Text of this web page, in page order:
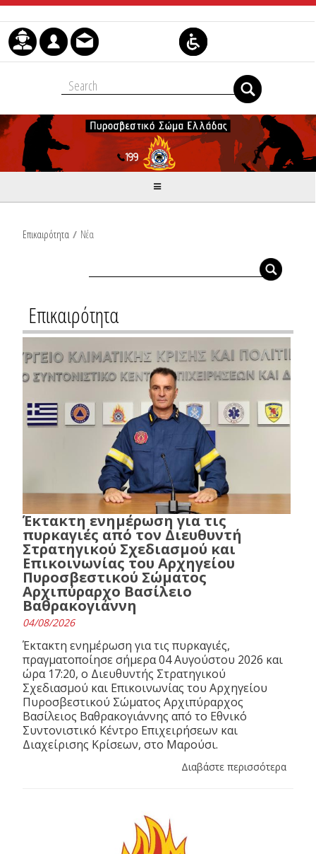
Skip to Content
Επικαιρότητα / Νέα
Επικαιρότητα
Έκτακτη ενημέρωση για τις
πυρκαγιές από τον Διευθυντή
Στρατηγικού Σχεδιασμού και
Επικοινωνίας του Αρχηγείου
Πυροσβεστικού Σώματος
Αρχιπύραρχο Βασίλειο
Βαθρακογιάννη
04/08/2026
Έκτακτη ενημέρωση για τις πυρκαγιές,
πραγματοποίησε σήμερα 04 Αυγούστου 2026 και
ώρα 17:20, ο Διευθυντής Στρατηγικού
Σχεδιασμού και Επικοινωνίας του Αρχηγείου
Πυροσβεστικού Σώματος Αρχιπύραρχος
Βασίλειος Βαθρακογιάννης από το Εθνικό
Συντονιστικό Κέντρο Επιχειρήσεων και
Διαχείρισης Κρίσεων, στο Μαρούσι.
Διαβάστε περισσότερα